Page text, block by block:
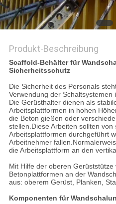
Produkt-Beschreibung
Scaffold-Behälter für
Sicherheitsschutz
Die Sicherheit des Personals
Verwendung der Schaltsystemen
Die Gerüsthalter dienen als
Arbeitsplattformen in hohen
die Beton gießen oder
stellen.Diese Arbeiten sollten von
Arbeitsplattformen durchgeführt
Arbeitnehmer
die Arbeitsplattform an den
Mit Hilfe der oberen Gerüststütze
Betonplattformen an der
aus: oberem Gerüst, Planken,
Komponenten für